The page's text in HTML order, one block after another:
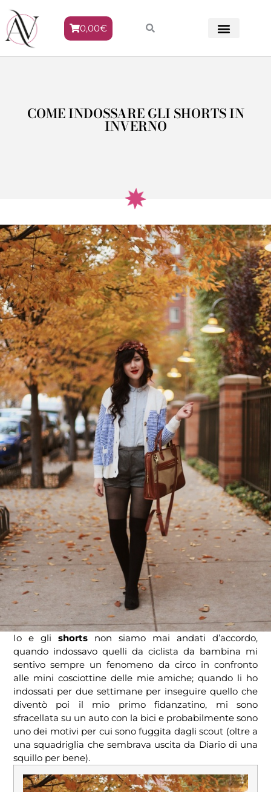
0,00€
COME INDOSSARE GLI SHORTS IN
INVERNO
Io e gli shorts non siamo mai andati d’accordo,
quando indossavo quelli da ciclista da bambina mi
sentivo sempre un fenomeno da circo in confronto
alle mini cosciottine delle mie amiche; quando li ho
indossati per due settimane per inseguire quello che
diventò poi il mio primo fidanzatino, mi sono
sfracellata su un auto con la bici e probabilmente sono
uno dei motivi per cui sono fuggita dagli scout (oltre a
una squadriglia che sembrava uscita da Diario di una
squillo per bene).